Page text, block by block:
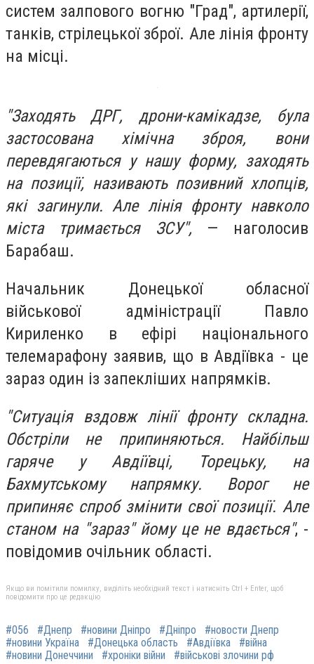
систем залпового вогню "Град", артилерії,
танків, стрілецької зброї. Але лінія фронту
на місці.
"Заходять ДРГ, дрони-камікадзе, була
застосована хімічна зброя, вони
перевдягаються у нашу форму, заходять
на позиції, називають позивний хлопців,
які загинули. Але лінія фронту навколо
міста тримається ЗСУ", — наголосив
Барабаш.
Начальник Донецької обласної
військової адміністрації Павло
Кириленко в ефірі національного
телемарафону заявив, що в Авдіївка - це
зараз один із запекліших напрямків.
"Ситуація вздовж лінії фронту складна.
Обстріли не припиняються. Найбільш
гаряче у Авдіївці, Торецьку, на
Бахмутському напрямку. Ворог не
припиняє спроб змінити свої позиції. Але
станом на "зараз" йому це не вдається", -
повідомив очільник області.
Якщо ви помітили помилку, виділіть необхідний текст і натисніть Ctrl + Enter, щоб
повідомити про це редакцію
#056 #Днепр #новини Дніпро #Дніпро
#новости Днепр
#новини Україна
#Донецька область #Авдіївка
#війна
#новини Донеччини
#хроніки війни #військові злочини рф